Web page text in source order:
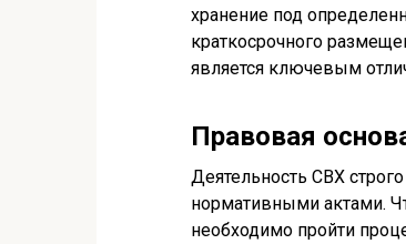
хранение под
краткосрочного
является ключевым
Правовая
Деятельность СВХ
нормативными актами.
необходимо пройти